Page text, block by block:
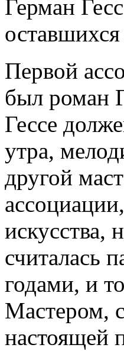
Герман
Первой
был роман
Гессе
утра,
другой
искусства,
считалась
годами, и
Мастером,
настоящей